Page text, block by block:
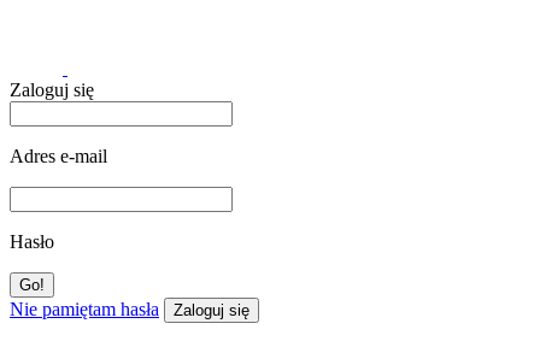
Zaloguj się
Adres e-mail
Hasło
Nie pamiętam hasła Zaloguj się